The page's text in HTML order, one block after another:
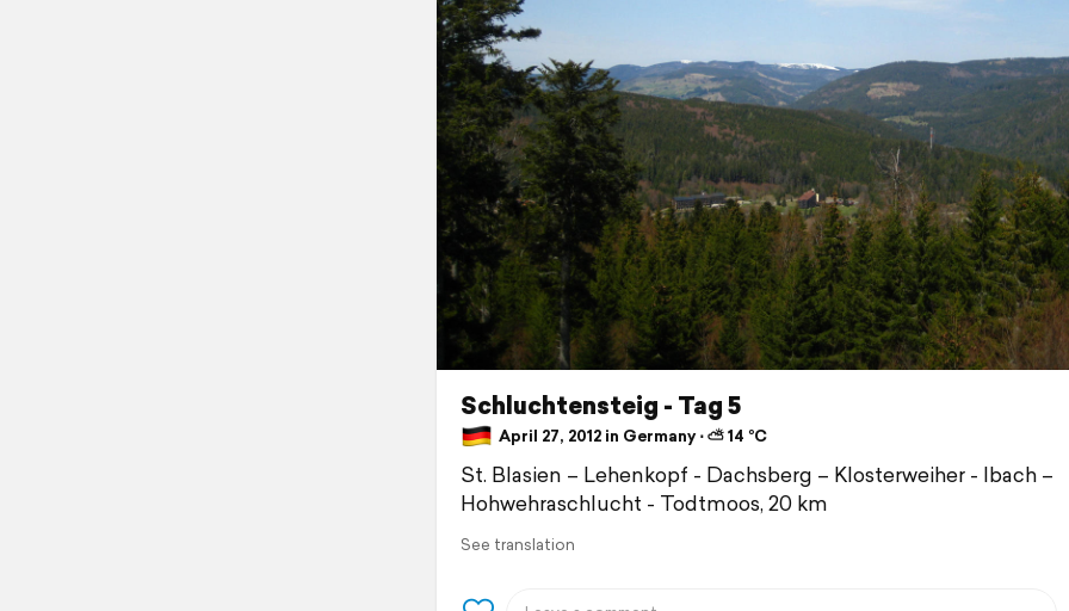
Schluchtensteig - Tag 5
April 27, 2012 in Germany ⋅ ⛅ 14 °C
St. Blasien – Lehenkopf - Dachsberg – Klosterweiher - Ibach –
Hohwehraschlucht - Todtmoos, 20 km
See translation